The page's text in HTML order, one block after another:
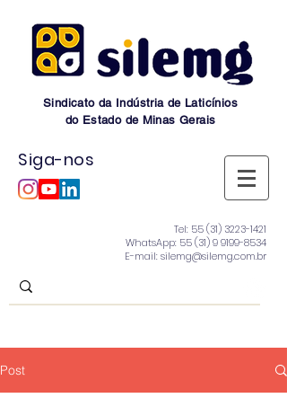
Sindicato da Indústria de Laticínios
do Estado de Minas Gerais
Siga-nos
Tel: 55 (31) 3223-1421
WhatsApp: 55 (31) 9 9199-8534
E-mail: silemg@silemg.com.br
Post